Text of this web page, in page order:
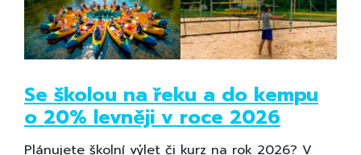
Se školou na řeku a do kempu
o 20% levněji v roce 2026
Plánujete školní výlet či kurz na rok 2026? V